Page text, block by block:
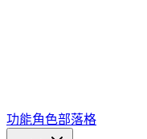
功能角色部落格